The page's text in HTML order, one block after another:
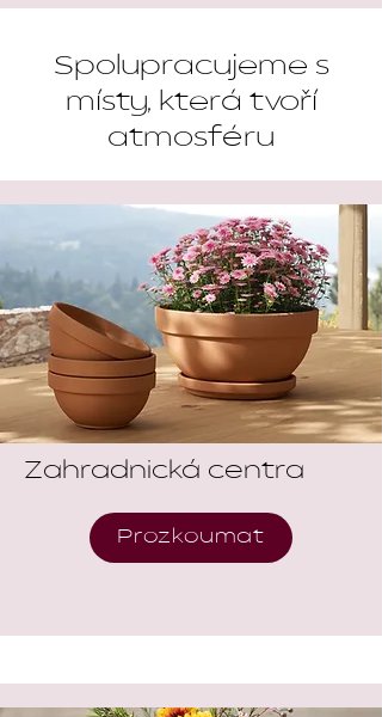
Spolupracujeme s
místy, která tvoří
atmosféru
Zahradnická centra
Prozkoumat